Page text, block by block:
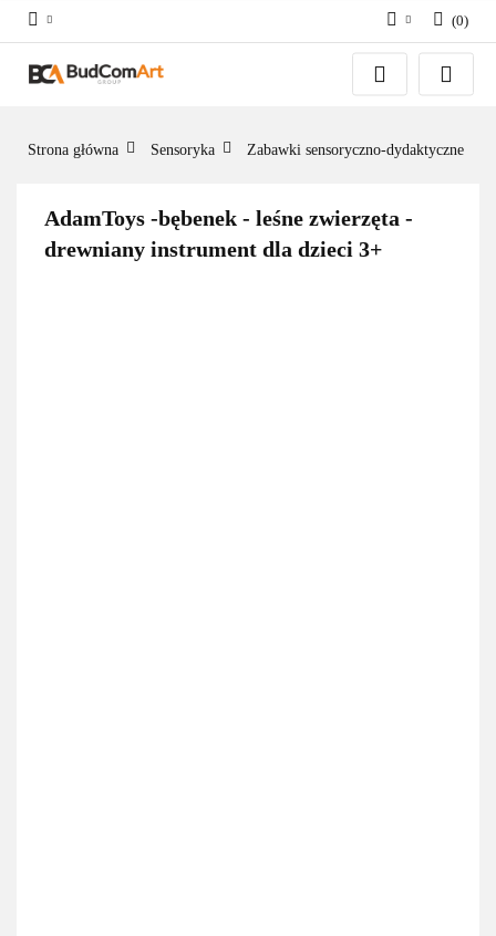
(0)
Strona główna Sensoryka Zabawki sensoryczno-dydaktyczne
AdamToys -bębenek - leśne zwierzęta -
drewniany instrument dla dzieci 3+